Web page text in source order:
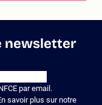
newsletter
par email.
savoir plus sur notre